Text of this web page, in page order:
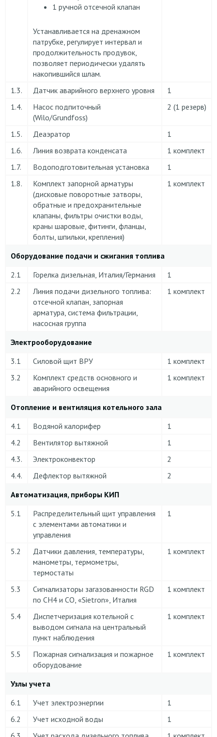
1 ручной отсечной клапан
Устанавливается на дренажном
патрубке, регулирует интервал и
продолжительность продувок,
позволяет периодически удалять
накопившийся шлам.
1.3. Датчик аварийного верхнего уровня
1
1.4.
Насос подпиточный
(Wilo/Grundfoss)
2 (1 резерв)
1.5. Деаэратор
1
1.6.
Линия возврата конденсата
1 комплект
1.7.
Водоподготовительная установка
1
1.8.
Комплект запорной арматуры
(дисковые поворотные затворы,
обратные и предохранительные
клапаны, фильтры очистки воды,
краны шаровые, фитинги, фланцы,
болты, шпильки, крепления)
1 комплект
Оборудование подачи и сжигания топлива
2.1
Горелка дизельная, Италия/Германия
1
2.2
Линия подачи дизельного топлива:
отсечной клапан, запорная
арматура, система фильтрации,
насосная группа
1 комплект
Электрооборудование
3.1
Силовой щит ВРУ
1 комплект
3.2
Комплект средств основного и
аварийного освещения
1 комплект
Отопление и вентиляция котельного зала
4.1
Водяной калорифер
1
4.2
Вентилятор вытяжной
1
4.3.
Электроконвектор
2
4.4.
Дефлектор вытяжной
2
Автоматизация, приборы КИП
5.1
Распределительный щит управления
с элементами автоматики и
управления
1
5.2
Датчики давления, температуры,
манометры, термометры,
термостаты
1 комплект
5.3
Сигнализаторы загазованности RGD
по CH4 и CO, «Sietron», Италия
1 комплект
5.4
Диспетчеризация котельной с
выводом сигнала на центральный
пункт наблюдения
1 комплект
5.5
Пожарная сигнализация и пожарное
оборудование
1 комплект
Узлы учета
6.1
Учет электроэнергии
1
6.2
Учет исходной воды
1